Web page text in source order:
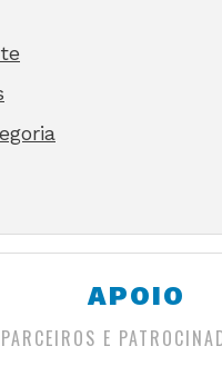
APOIO
PARCEIROS E